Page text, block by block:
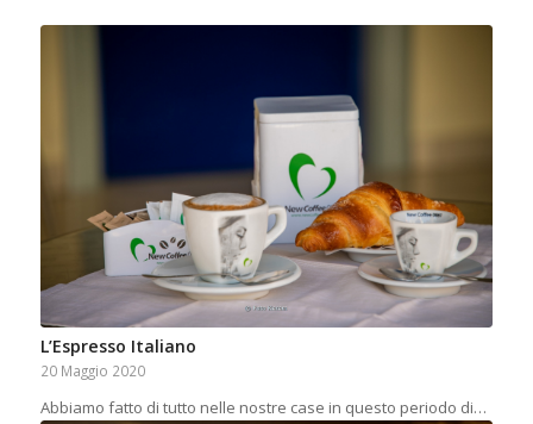
L’Espresso Italiano
20 Maggio 2020
Abbiamo fatto di tutto nelle nostre case in questo periodo di…